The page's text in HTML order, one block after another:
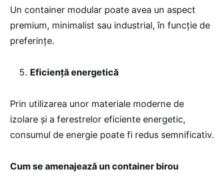
Un container modular poate avea un aspect
premium, minimalist sau industrial, în funcție de
preferințe.
Eficiență energetică
Prin utilizarea unor materiale moderne de
izolare și a ferestrelor eficiente energetic,
consumul de energie poate fi redus semnificativ.
Cum se amenajează un container birou